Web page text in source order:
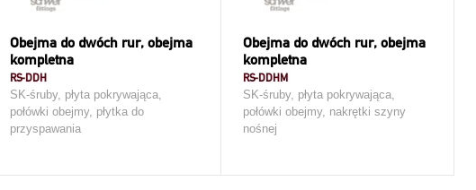
Obejma do dwóch rur, obejma
kompletna
RS-DDH
SK-śruby, płyta pokrywająca,
połówki obejmy, płytka do
przyspawania
Obejma do dwóch rur, obejma
kompletna
RS-DDHM
SK-śruby, płyta pokrywająca,
połówki obejmy, nakrętki szyny
nośnej